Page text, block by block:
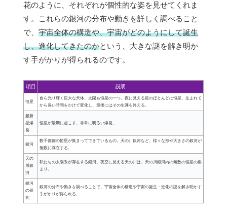
花のように、それぞれが個性的な姿を見せてくれま
す。これらの銀河の分布や動きを詳しく調べること
で、 宇宙全体の構造や、宇宙がどのようにして誕生
し、進化してきたのかという、大きな謎を解き明か
す手がかりが得られるのです。
項目 説明
恒星
自ら光り輝く巨大な天体。太陽も恒星の一つ。夜に見える星のほとんどは恒星。生まれて
から長い時間をかけて変化し、最後にはその生涯を終える。
超新
星爆
発
恒星が最期に起こす、非常に明るい爆発。
銀河
数千億個の恒星が集まってできているもの。天の川銀河など、様々な形や大きさの銀河が
無数に存在する。
天の
川銀
河
私たちの太陽系が存在する銀河。夜空に見える天の川は、天の川銀河内の無数の恒星の集
まり。
銀河
の研
究
銀河の分布や動きを調べることで、宇宙全体の構造や宇宙の誕生・進化の謎を解き明かす
手がかりが得られる。